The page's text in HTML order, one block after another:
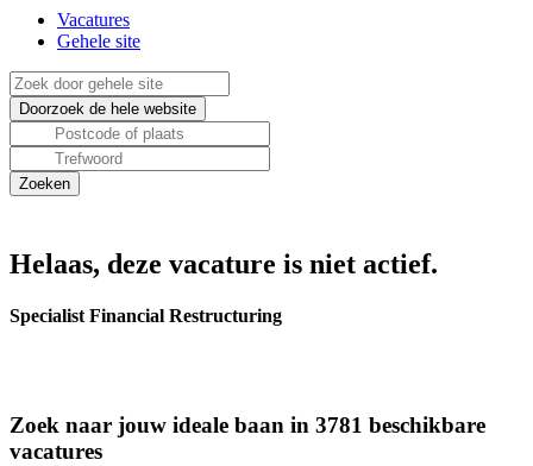
Vacatures
Gehele site
Helaas, deze vacature is niet actief.
Specialist Financial Restructuring
Zoek naar jouw ideale baan in 3781 beschikbare
vacatures